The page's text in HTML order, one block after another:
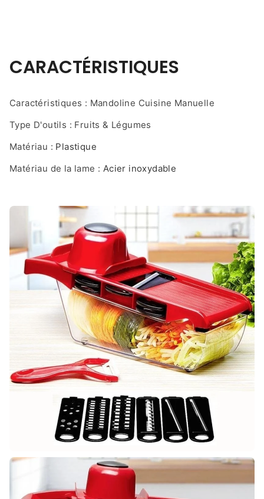
CARACTÉRISTIQUES
Caractéristiques : Mandoline Cuisine Manuelle
Type D'outils : Fruits & Légumes
Matériau : Plastique
Matériau de la lame : Acier inoxydable